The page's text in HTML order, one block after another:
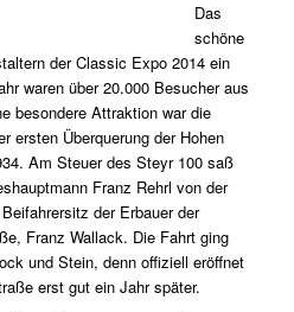
Das
schöne
der Classic Expo 2014 ein
waren über 20.000 Besucher aus
besondere Attraktion war die
ersten Überquerung der Hohen
Am Steuer des Steyr 100 saß
Franz Rehrl von der
der Erbauer der
Franz Wallack. Die Fahrt ging
und Stein, denn offiziell eröffnet
erst gut ein Jahr später.